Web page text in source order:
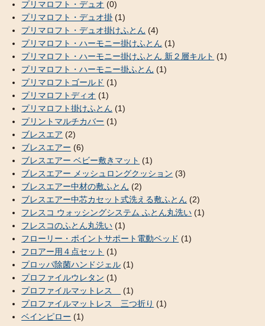
プリマロフト・デュオ (0)
プリマロフト・デュオ掛 (1)
プリマロフト・デュオ掛けふとん (4)
プリマロフト・ハーモニー掛けふとん (1)
プリマロフト・ハーモニー掛けふとん 新２層キルト (1)
プリマロフト・ハーモニー掛ふとん (1)
プリマロフトゴールド (1)
プリマロフトディオ (1)
プリマロフト掛けふとん (1)
プリントマルチカバー (1)
ブレスエア (2)
ブレスエアー (6)
ブレスエアー ベビー敷きマット (1)
ブレスエアー メッシュロングクッション (3)
ブレスエアー中材の敷ふとん (2)
ブレスエアー中芯カセット式洗える敷ふとん (2)
フレスコ ウォッシングシステム ふとん丸洗い (1)
フレスコのふとん丸洗い (1)
フローリー・ポイントサポート電動ベッド (1)
フロアー用４点セット (1)
プロッパ除菌ハンドジェル (1)
プロファイルウレタン (1)
プロファイルマットレス
(1)
プロファイルマットレス 三つ折り (1)
ベインピロー (1)